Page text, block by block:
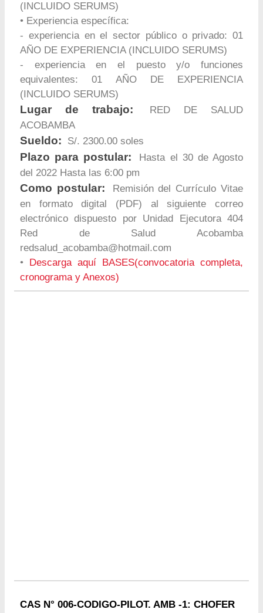
(INCLUIDO SERUMS)
• Experiencia específica:
- experiencia en el sector público o privado: 01
AÑO DE EXPERIENCIA (INCLUIDO SERUMS)
- experiencia en el puesto y/o funciones
equivalentes: 01 AÑO DE EXPERIENCIA
(INCLUIDO SERUMS)
Lugar de trabajo:
RED DE SALUD
ACOBAMBA
Sueldo: S/. 2300.00 soles
Plazo para postular:
Hasta el 30 de Agosto
del 2022 Hasta las 6:00 pm
Como postular:
Remisión del Currículo Vitae
en formato digital (PDF) al siguiente correo
electrónico dispuesto por Unidad Ejecutora 404
Red de Salud Acobamba
redsalud_acobamba@hotmail.com
•
Descarga aquí BASES(convocatoria completa,
cronograma y Anexos)
CAS N° 006-CODIGO-PILOT. AMB -1: CHOFER